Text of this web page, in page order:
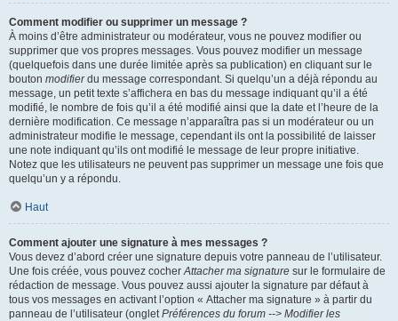
Comment modifier ou supprimer un message ?
À moins d’être administrateur ou modérateur, vous ne pouvez modifier ou
supprimer que vos propres messages. Vous pouvez modifier un message
(quelquefois dans une durée limitée après sa publication) en cliquant sur le
bouton modifierdu message correspondant. Si quelqu’un a déjà répondu au
message, un petit texte s’affichera en bas du message indiquant qu’il a été
modifié, le nombre de fois qu’il a été modifié ainsi que la date et l’heure de la
dernière modification. Ce message n’apparaîtra pas si un modérateur ou un
administrateur modifie le message, cependant ils ont la possibilité de laisser
une note indiquant qu’ils ont modifié le message de leur propre initiative.
Notez que les utilisateurs ne peuvent pas supprimer un message une fois que
quelqu’un y a répondu.
Haut
Comment ajouter une signature à mes messages ?
Vous devez d’abord créer une signature depuis votre panneau de l’utilisateur.
Une fois créée, vous pouvez cocherAttacher ma signature sur le formulaire de
rédaction de message. Vous pouvez aussi ajouter la signature par défaut à
tous vos messages en activant l’option « Attacher ma signature » à partir du
panneau de l’utilisateur (ongletPréférences du forum --> Modifier les